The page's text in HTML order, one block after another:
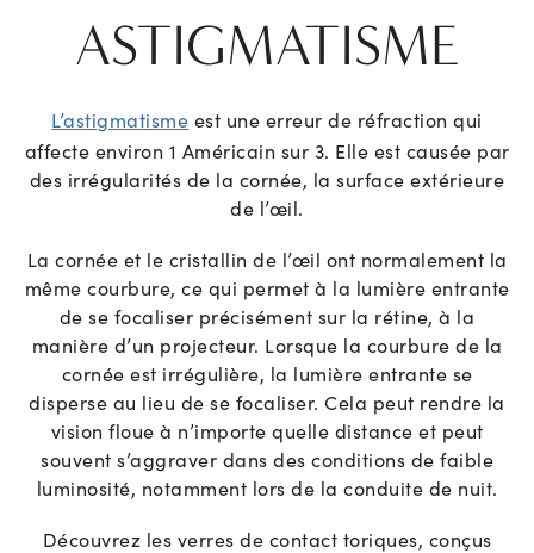
ASTIGMATISME
L’astigmatisme est une erreur de réfraction qui
affecte environ 1 Américain sur 3. Elle est causée par
des irrégularités de la cornée, la surface extérieure
de l’œil.
La cornée et le cristallin de l’œil ont normalement la
même courbure, ce qui permet à la lumière entrante
de se focaliser précisément sur la rétine, à la
manière d’un projecteur. Lorsque la courbure de la
cornée est irrégulière, la lumière entrante se
disperse au lieu de se focaliser. Cela peut rendre la
vision floue à n’importe quelle distance et peut
souvent s’aggraver dans des conditions de faible
luminosité, notamment lors de la conduite de nuit.
Découvrez les verres de contact toriques, conçus